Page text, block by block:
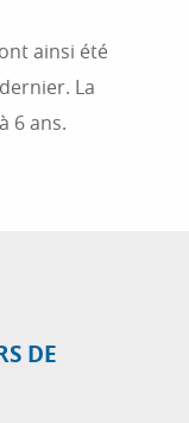
ainsi été
La
6 ans.
DE